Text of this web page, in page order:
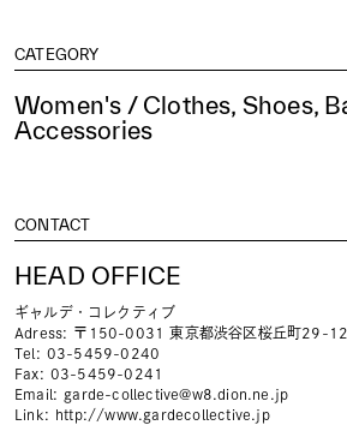
CATEGORY
Women's / Clothes, Shoes,
Accessories
CONTACT
HEAD OFFICE
ギャルデ・コレクティブ
Adress
〒150-0031 東京都渋谷区桜丘町29-
Tel
03-5459-0240
Fax
03-5459-0241
Email
garde-collective@w8.dion.ne.jp
Link
http://www.gardecollective.jp